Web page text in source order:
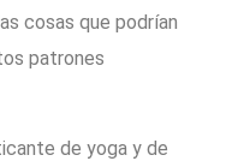
cosas que podrían
patrones
de yoga y de